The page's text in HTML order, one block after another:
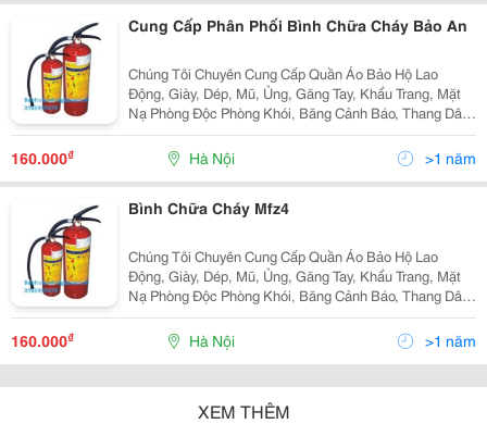
Cung Cấp Phân Phối Bình Chữa Cháy Bảo An
Chúng Tôi Chuyên Cung Cấp Quần Áo Bảo Hộ Lao
Động, Giày, Dép, Mũ, Ủng, Găng Tay, Khẩu Trang, Mặt
Nạ Phòng Độc Phòng Khói, Băng Cảnh Báo, Thang Dây,
Dây An Toàn, Vệ Sinh Công Nghiệp, Giẻ Lau Trắng , Giẻ
Lau Màu, Và Các Thiết Bị Phòng Cháy Chữa Cháy,..
160.000₫ Hà Nội >1 năm
Bình Chữa Cháy Mfz4
Chúng Tôi Chuyên Cung Cấp Quần Áo Bảo Hộ Lao
Động, Giày, Dép, Mũ, Ủng, Găng Tay, Khẩu Trang, Mặt
Nạ Phòng Độc Phòng Khói, Băng Cảnh Báo, Thang Dây,
Dây An Toàn, Vệ Sinh Công Nghiệp, Giẻ Lau Trắng , Giẻ
Lau Màu, Và Các Thiết Bị Phòng Cháy Chữa Cháy,..
160.000₫ Hà Nội >1 năm
XEM THÊM